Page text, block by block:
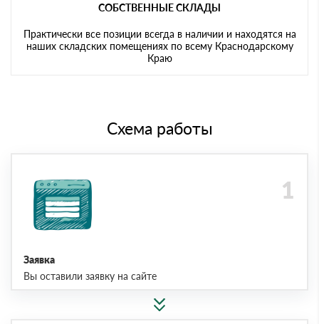
СОБСТВЕННЫЕ СКЛАДЫ
Практически все позиции всегда в наличии и находятся на
наших складских помещениях по всему Краснодарскому
Краю
Схема работы
Заявка
Вы оставили заявку на сайте